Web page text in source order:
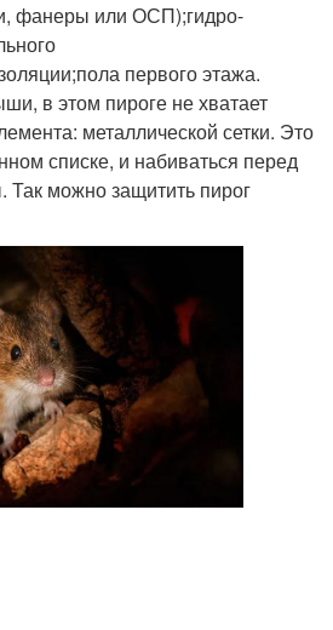
фанеры или ОСП);гидро-
первого этажа.
в этом пироге не хватает
металлической сетки. Это
списке, и набиваться перед
Так можно защитить пирог